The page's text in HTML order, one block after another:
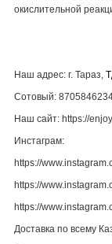
окислительной
Наш адрес: г. Тараз,
Сотовый:
Наш сайт: https://
Инстаграм:
https://
https://
https://
Доставка по всему